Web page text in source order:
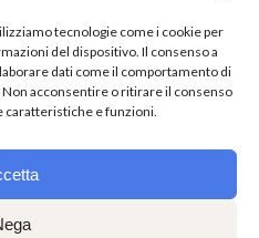
tecnologie come i cookie per
del dispositivo. Il consenso a
dati come il comportamento di
acconsentire o ritirare il consenso
caratteristiche e funzioni.
il maestro Giuseppe Pastore